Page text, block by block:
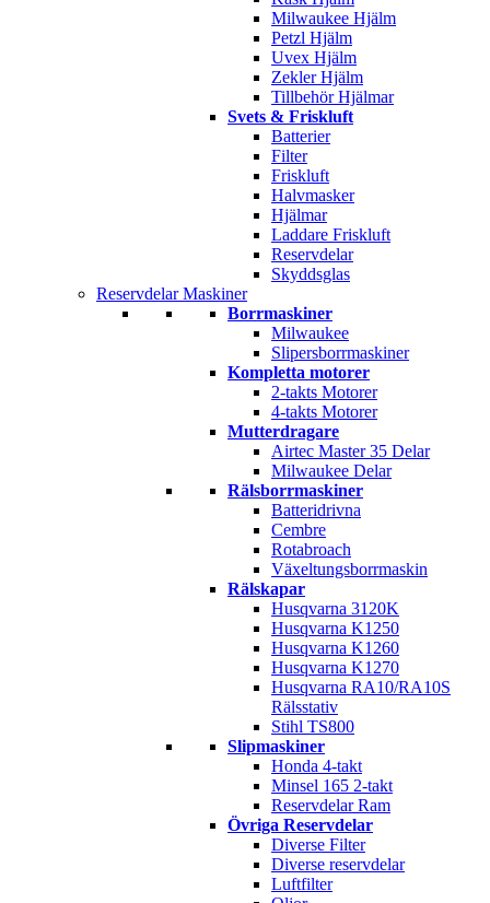
Milwaukee Hjälm
Petzl Hjälm
Uvex Hjälm
Zekler Hjälm
Tillbehör Hjälmar
Svets & Friskluft
Batterier
Filter
Friskluft
Halvmasker
Hjälmar
Laddare Friskluft
Reservdelar
Skyddsglas
Reservdelar Maskiner
Borrmaskiner
Milwaukee
Slipersborrmaskiner
Kompletta motorer
2-takts Motorer
4-takts Motorer
Mutterdragare
Airtec Master 35 Delar
Milwaukee Delar
Rälsborrmaskiner
Batteridrivna
Cembre
Rotabroach
Växeltungsborrmaskin
Rälskapar
Husqvarna 3120K
Husqvarna K1250
Husqvarna K1260
Husqvarna K1270
Husqvarna RA10/RA10S
Rälsstativ
Stihl TS800
Slipmaskiner
Honda 4-takt
Minsel 165 2-takt
Reservdelar Ram
Övriga Reservdelar
Diverse Filter
Diverse reservdelar
Luftfilter